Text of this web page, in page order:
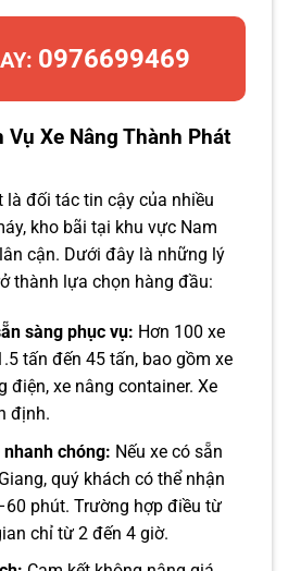
0976699469
Vụ Xe Nâng Thành Phát
là đối tác tin cậy của nhiều
kho bãi tại khu vực Nam
cận. Dưới đây là những lý
thành lựa chọn hàng đầu:
sàng phục vụ: Hơn 100 xe
tấn đến 45 tấn, bao gồm xe
điện, xe nâng container. Xe
định.
chóng: Nếu xe có sẵn
quý khách có thể nhận
phút. Trường hợp điều từ
chỉ từ 2 đến 4 giờ.